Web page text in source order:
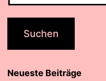
Neueste Beiträge